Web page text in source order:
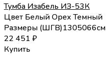
Тумба Изабель ИЗ-53К
Цвет БелыйОрех Темный
Размеры (ШГВ)1305066см
22 451 ₽
Купить